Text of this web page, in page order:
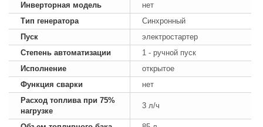
Инверторная модель
нет
Тип генератора
Синхронный
Пуск
электростартер
Степень автоматизации
1 - ручной пуск
Исполнение
открытое
Функция сварки
нет
Расход топлива при 75%
нагрузке
3 л/ч